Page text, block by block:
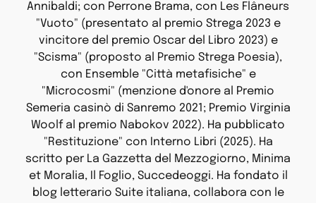
Annibaldi; con Perrone Brama, con Les Flâneurs
"Vuoto" (presentato al premio Strega 2023 e
vincitore del premio Oscar del Libro 2023) e
"Scisma" (proposto al Premio Strega Poesia),
con Ensemble "Città metafisiche" e
"Microcosmi" (menzione d'onore al Premio
Semeria casinò di Sanremo 2021; Premio Virginia
Woolf al premio Nabokov 2022). Ha pubblicato
"Restituzione" con Interno Libri (2025). Ha
scritto per La Gazzetta del Mezzogiorno, Minima
et Moralia, Il Foglio, Succedeoggi. Ha fondato il
blog letterario Suite italiana, collabora con le